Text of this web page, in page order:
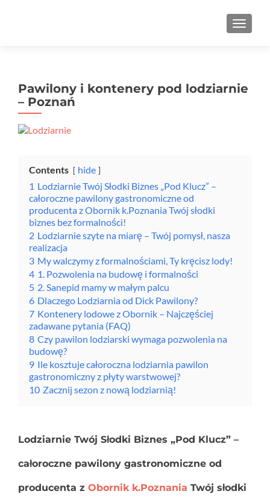
Pawilony i kontenery pod lodziarnie
– Poznań
Contents
hide
1 Lodziarnie Twój Słodki Biznes „Pod Klucz” –
całoroczne pawilony gastronomiczne od
producenta z Obornik k.Poznania Twój słodki
biznes bez formalności!
2 Lodziarnie szyte na miarę – Twój pomysł, nasza
realizacja
3 My walczymy z formalnościami, Ty kręcisz lody!
4 1. Pozwolenia na budowę i formalności
5 2. Sanepid mamy w małym palcu
6 Dlaczego Lodziarnia od Dick Pawilony?
7 Kontenery lodowe z Obornik – Najczęściej
zadawane pytania (FAQ)
8 Czy pawilon lodziarski wymaga pozwolenia na
budowę?
9 Ile kosztuje całoroczna lodziarnia pawilon
gastronomiczny z płyty warstwowej?
10 Zacznij sezon z nową lodziarnią!
Lodziarnie Twój Słodki Biznes „Pod Klucz” –
całoroczne pawilony gastronomiczne od
producenta z Obornik k.Poznania Twój słodki